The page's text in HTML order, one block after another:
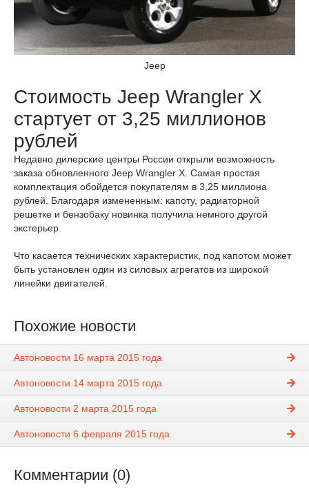
Jeep
Стоимость Jeep Wrangler X
стартует от 3,25 миллионов
рублей
Недавно дилерские центры России открыли возможность
заказа обновленного Jeep Wrangler X. Самая простая
комплектация обойдется покупателям в 3,25 миллиона
рублей. Благодаря измененным: капоту, радиаторной
решетке и бензобаку новинка получила немного другой
экстерьер.
Что касается технических характеристик, под капотом может
быть установлен один из силовых агрегатов из широкой
линейки двигателей.
Похожие новости
Автоновости 16 марта 2015 года
Автоновости 14 марта 2015 года
Автоновости 2 марта 2015 года
Автоновости 6 февраля 2015 года
Комментарии (0)